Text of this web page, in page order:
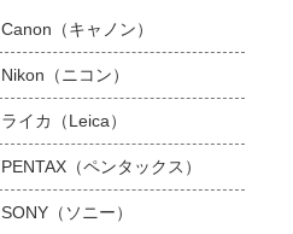
Canon（キャノン）
Nikon（ニコン）
ライカ（Leica）
PENTAX（ペンタックス）
SONY（ソニー）